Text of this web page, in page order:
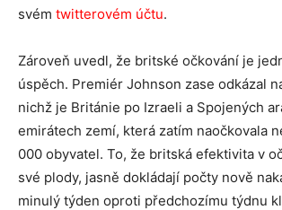
svém twitterovém účtu.
Zároveň uvedl, že britské očkování je
úspěch. Premiér Johnson zase odkázal
nichž je Británie po Izraeli a Spojených
emirátech zemí, která zatím naočkovala
000 obyvatel. To, že britská efektivita v
své plody, jasně dokládají počty nově
minulý týden oproti předchozímu týdnu